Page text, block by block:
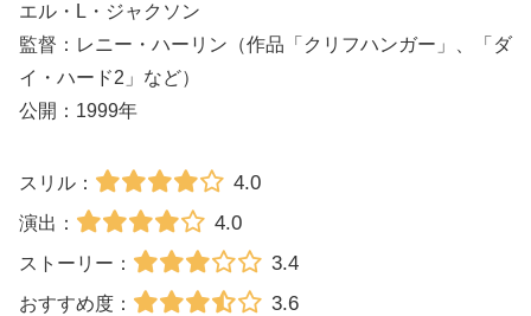
エル・L・ジャクソン
監督：レニー・ハーリン（作品「クリフハンガー」、「ダ
イ・ハード2」など）
公開：1999年
スリル： 4.0
演出： 4.0
ストーリー： 3.4
おすすめ度： 3.6